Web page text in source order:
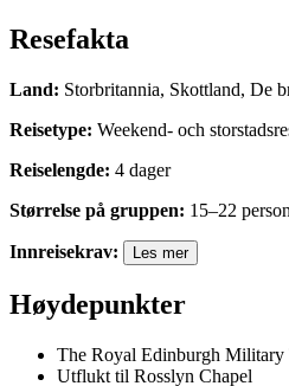
Resefakta
Land: Storbritannia, Skottland, De
Reisetype: Weekend- och
Reiselengde: 4 dager
Størrelse på gruppen: 15–22
Innreisekrav: Les mer
Høydepunkter
The Royal Edinburgh Military
Utflukt til Rosslyn Chapel